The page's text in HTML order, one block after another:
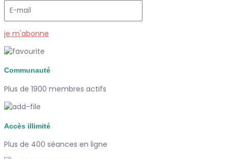
je m'abonne
Communauté
Plus de 1900 membres actifs
Accès illimité
Plus de 400 séances en ligne